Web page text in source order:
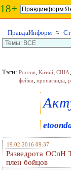
18+
ПравдаИнформ ≈
Тэги: Россия, Китай, США,
фейки, пропаганда,
19.02.2016 09:37
Разведрота ОСпН
плен бойцов